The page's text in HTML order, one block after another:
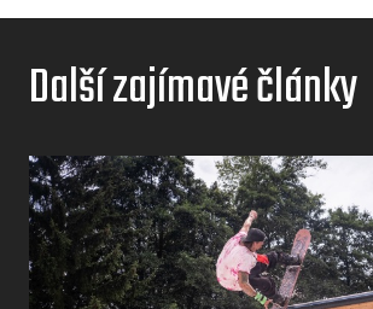
Další zajímavé články